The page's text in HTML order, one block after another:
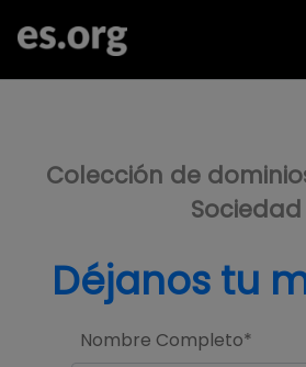
Colección de
Sociedad
Déjanos tu
Nombre Completo*